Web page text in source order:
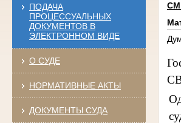
ПОДАЧА
ПРОЦЕССУАЛЬНЫХ
ДОКУМЕНТОВ В
ЭЛЕКТРОННОМ ВИДЕ
О СУДЕ
НОРМАТИВНЫЕ АКТЫ
ДОКУМЕНТЫ СУДА